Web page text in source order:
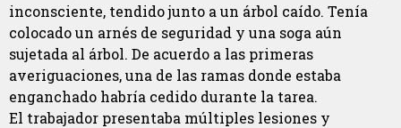
inconsciente, tendido junto a un árbol caído. Tenía
colocado un arnés de seguridad y una soga aún
sujetada al árbol. De acuerdo a las primeras
averiguaciones, una de las ramas donde estaba
enganchado habría cedido durante la tarea.
El trabajador presentaba múltiples lesiones y